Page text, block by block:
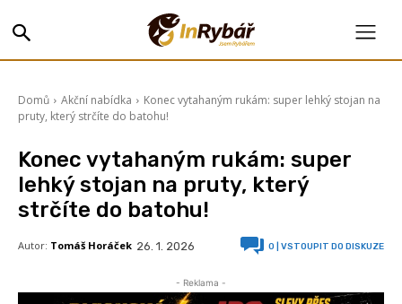
Domů Akční nabídka
Konec vytahaným rukám: super lehký stojan na
pruty, který strčíte do batohu!
Konec vytahaným rukám: super
lehký stojan na pruty, který
strčíte do batohu!
Autor: Tomáš Horáček 26. 1. 2026 0 | VSTOUPIT DO DISKUZE
- Reklama -